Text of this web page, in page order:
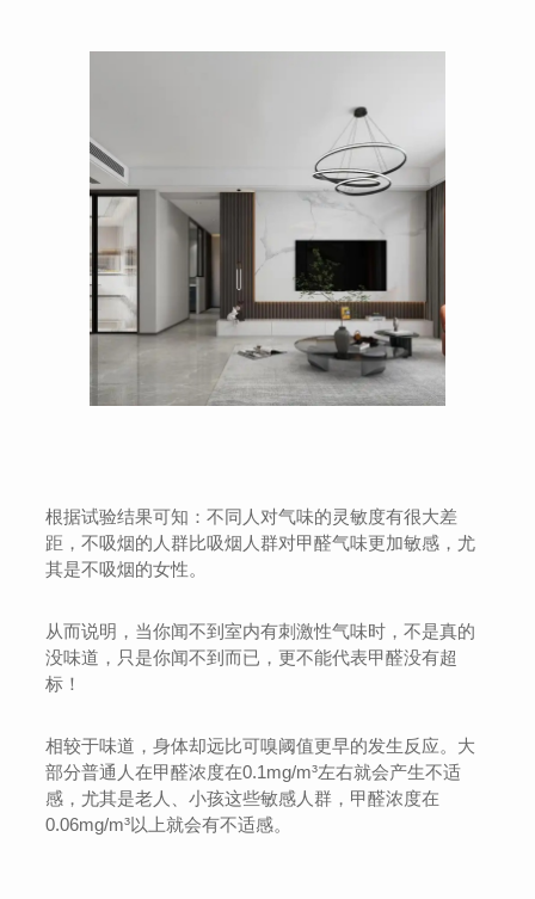
根据试验结果可知：不同人对气味的灵敏度有很大差
距，不吸烟的人群比吸烟人群对甲醛气味更加敏感，尤
其是不吸烟的女性。
从而说明，当你闻不到室内有刺激性气味时，不是真的
没味道，只是你闻不到而已，更不能代表甲醛没有超
标！
相较于味道，身体却远比可嗅阈值更早的发生反应。大
部分普通人在甲醛浓度在0.1mg/m³左右就会产生不适
感，尤其是老人、小孩这些敏感人群，甲醛浓度在
0.06mg/m³以上就会有不适感。